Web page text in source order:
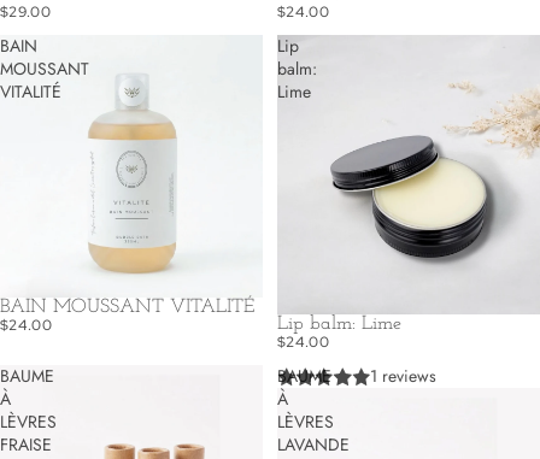
$29.00
$24.00
BAIN
MOUSSANT
VITALITÉ
BAIN MOUSSANT VITALITÉ
$24.00
Lip
balm:
Lime
Lip balm: Lime
$24.00
BAUME
À
LÈVRES
FRAISE
BAUME
À
LÈVRES
LAVANDE
1 reviews